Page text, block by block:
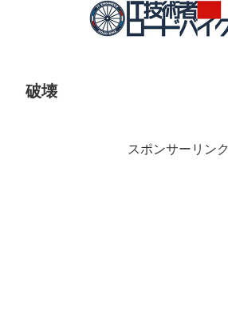
破壊
スポンサーリンク